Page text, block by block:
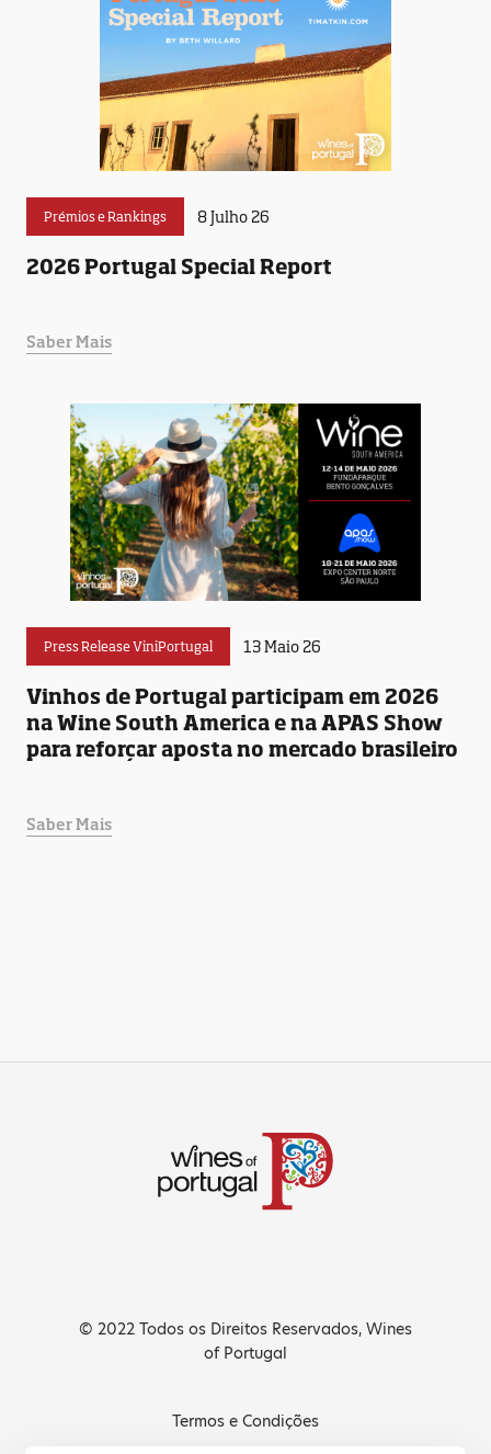
Prémios e Rankings 8 Julho 26
2026 Portugal Special Report
Saber Mais
Press Release ViniPortugal 13 Maio 26
Vinhos de Portugal participam em 2026
na Wine South America e na APAS Show
para reforçar aposta no mercado brasileiro
Saber Mais
© 2022 Todos os Direitos Reservados, Wines
of Portugal
Termos e Condições